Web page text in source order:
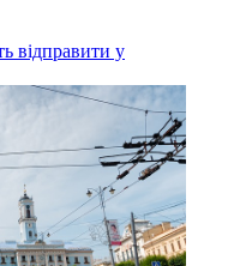
відправити у